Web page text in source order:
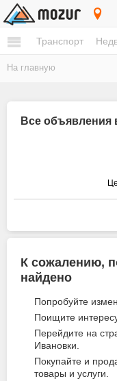
Транспорт
На главную
Все объявления
К сожалению,
найдено
Попробуйте
Поищите
Перейдите на
Ивановки.
Покупайте и
товары и услуги.